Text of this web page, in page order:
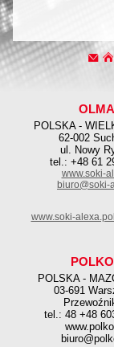
POLSKA -
62-002
ul. Nowy
tel.: +48 61
www.soki-
biuro@soki-
www.soki-
POLSKA -
03-691
tel.: 48 +48